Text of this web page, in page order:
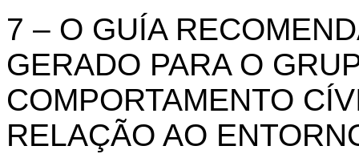
7 – O GUÍA
GERADO PARA O
COMPORTAMENTO
RELAÇÃO AO